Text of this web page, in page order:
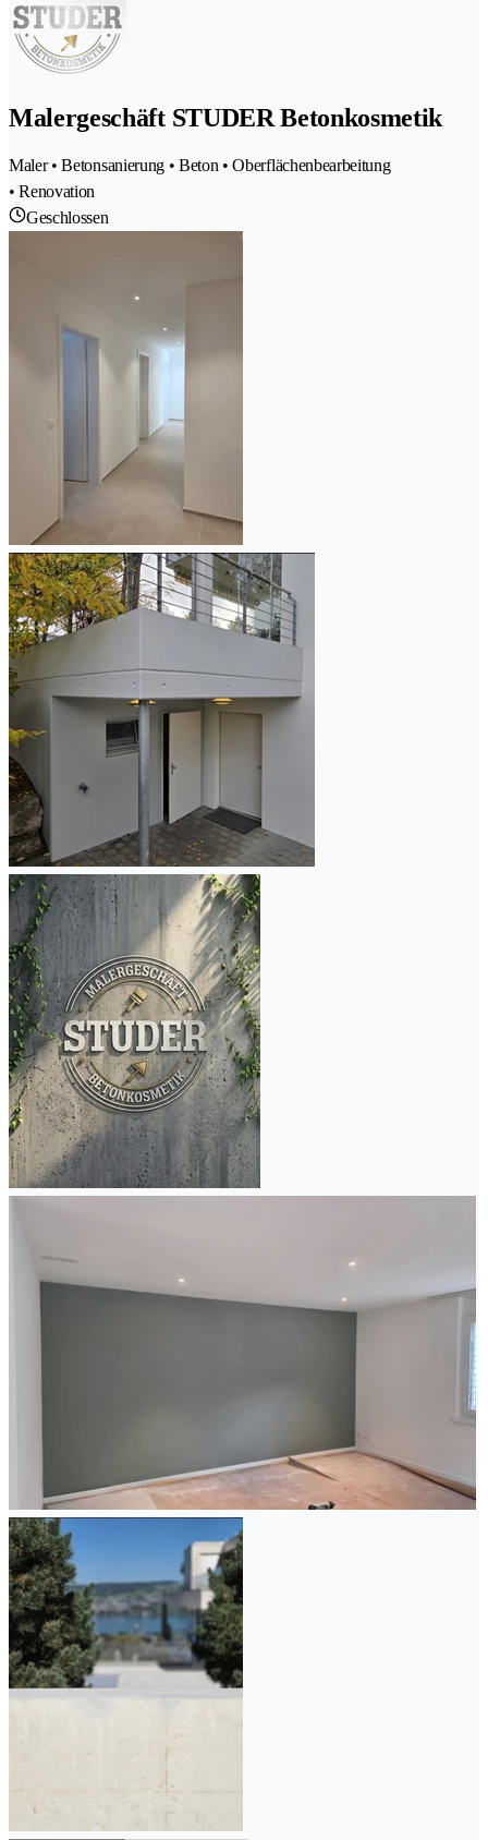
Malergeschäft STUDER Betonkosmetik
Maler • Betonsanierung • Beton • Oberflächenbearbeitung
• Renovation
Geschlossen